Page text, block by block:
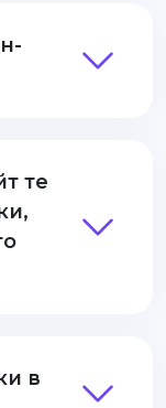
те
в